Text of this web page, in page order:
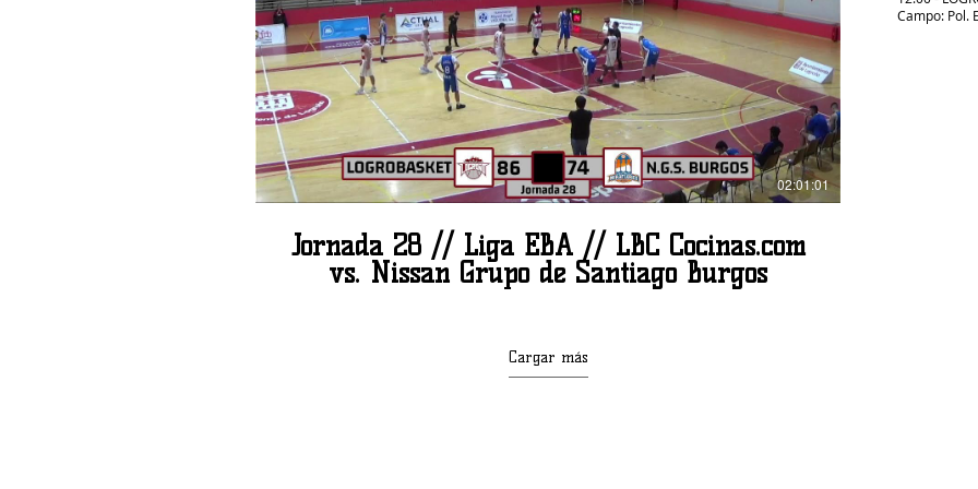
Reproducir video
02:01:01
Jornada 28 // Liga EBA // LBC Cocinas.com
vs. Nissan Grupo de Santiago Burgos
Cargar más
Campo: Pol.